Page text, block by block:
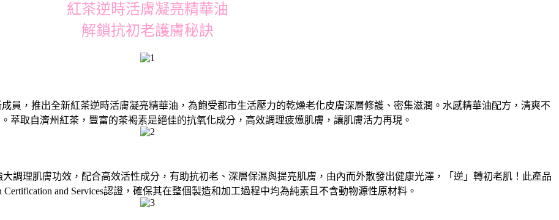
紅茶逆時活膚凝亮精華油
解鎖抗初老護膚秘訣
員，推出全新紅茶逆時活膚凝亮精華油，為飽受都市生活壓力的乾燥老化皮膚深層修護、密集滋潤。水感精華油配方，清爽不
萃取自濟州紅茶，豐富的茶褐素是絕佳的抗氧化成分，高效調理疲憊肌膚，讓肌膚活力再現。
調理肌膚功效，配合高效活性成分，有助抗初老、深層保濕與提亮肌膚，由內而外散發出健康光澤，「逆」轉初老肌！此產品
Certification and Services認證，確保其在整個製造和加工過程中均為純素且不含動物源性原材料。